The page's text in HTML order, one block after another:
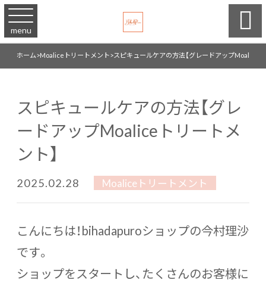
menu 
ホーム>Moaliceトリートメント>スピキュールケアの方法【グレードアップMoalice
スピキュールケアの方法【グレ
ードアップMoaliceトリートメ
ント】
2025.02.28 Moaliceトリートメント
こんにちは！bihadapuroショップの今村理沙
です。
ショップをスタートし、たくさんのお客様に